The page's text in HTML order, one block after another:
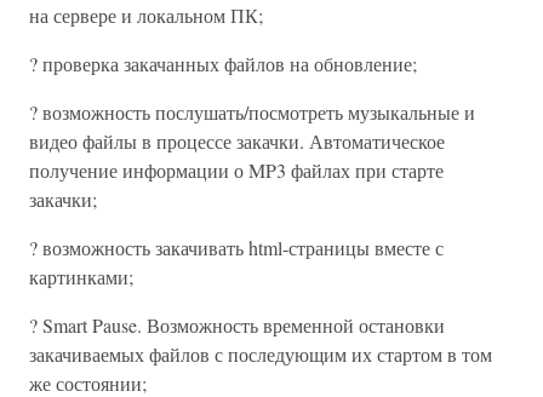
на сервере и локальном ПК;
? проверка закачанных файлов на обновление;
? возможность послушать/посмотреть музыкальные и
видео файлы в процессе закачки. Автоматическое
получение информации о MP3 файлах при старте
закачки;
? возможность закачивать html-страницы вместе с
картинками;
? Smart Pause. Возможность временной остановки
закачиваемых файлов с последующим их стартом в том
же состоянии;